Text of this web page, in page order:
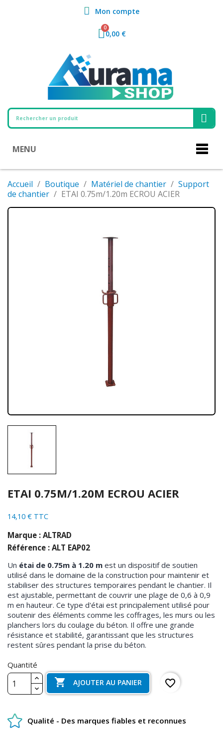
Mon compte
0,00 €
MENU
Accueil Boutique Matériel de chantier
Support
de chantier
ETAI 0.75m/1.20m ECROU ACIER
ETAI 0.75M/1.20M ECROU ACIER
14,10 € TTC
Marque : ALTRAD
Référence : ALT EAP02
Un étai de 0.75m à 1.20 m est un dispositif de soutien
utilisé dans le domaine de la construction pour maintenir et
stabiliser des structures temporaires pendant le chantier. Il
est ajustable, permettant de couvrir une plage de 0,6 à 0,9
m en hauteur. Ce type d'étai est principalement utilisé pour
soutenir des éléments comme les coffrages, les murs ou les
planchers lors du coulage du béton. Il offre une grande
résistance et stabilité, garantissant que les structures
restent sûres pendant la prise du béton.
Quantité
 AJOUTER AU PANIER favorite_border
Qualité - Des marques fiables et reconnues